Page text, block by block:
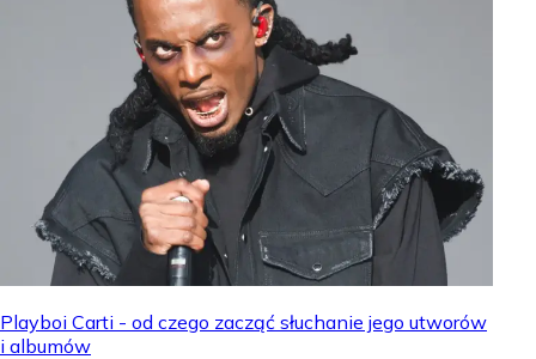
Playboi Carti - od czego zacząć słuchanie jego utworów
i albumów